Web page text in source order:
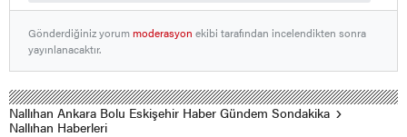
Gönderdiğiniz yorummoderasyon ekibi tarafından incelendikten sonra
yayınlanacaktır.
Nallıhan Ankara Bolu Eskişehir Haber Gündem Sondakika
Nallıhan Haberleri